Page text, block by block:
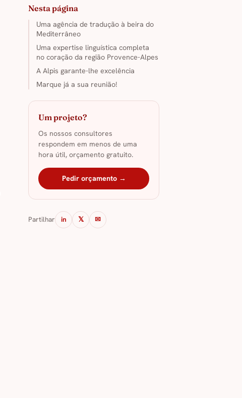
Nesta página
Uma agência de tradução à beira do
Mediterrâneo
Uma expertise linguística completa
no coração da região Provence-Alpes
A Alpis garante-lhe excelência
Marque já a sua reunião!
Um projeto?
Os nossos consultores
respondem em menos de uma
hora útil, orçamento gratuito.
Pedir orçamento →
Partilhar in 𝕏 ✉